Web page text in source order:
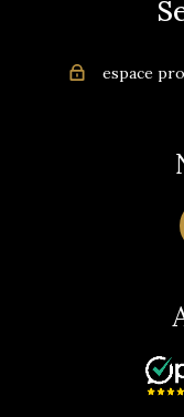
espace